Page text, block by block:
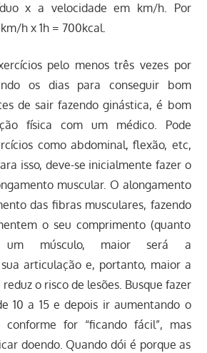
x a velocidade em km/h. Por
h x 1h = 700kcal.
pelo menos três vezes por
os dias para conseguir bom
de sair fazendo ginástica, é bom
física com um médico. Pode
como abdominal, flexão, etc,
isso, deve-se inicialmente fazer o
muscular. O alongamento
das fibras musculares, fazendo
o seu comprimento (quanto
um músculo, maior será a
articulação e, portanto, maior a
o risco de lesões. Busque fazer
10 a 15 e depois ir aumentando o
conforme for “ficando fácil”, mas
doendo. Quando dói é porque as